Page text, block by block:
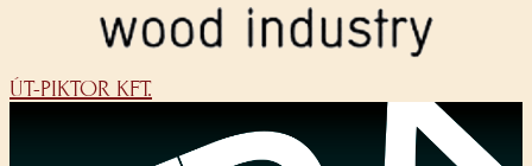
ÚT-PIKTOR KFT.